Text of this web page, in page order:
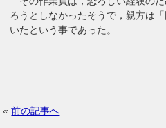
ろうとしなかったそうで，親方は
いたという事であった。
«前の記事へ